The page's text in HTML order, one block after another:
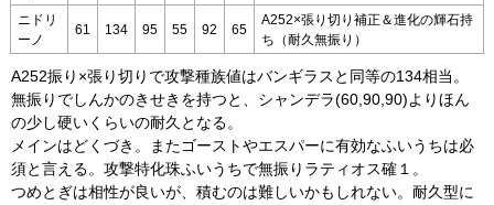
ニドリ
ーノ
61 134 95 55 92 65
A252×張り切り補正＆進化の輝石持
ち（耐久無振り）
A252振り×張り切りで攻撃種族値はバンギラスと同等の134相当。
無振りでしんかのきせきを持つと、シャンデラ(60,90,90)よりほん
の少し硬いくらいの耐久となる。
メインはどくづき。またゴーストやエスパーに有効なふいうちは必
須と言える。攻撃特化珠ふいうちで無振りラティオス確１。
つめとぎは相性が良いが、積むのは難しいかもしれない。耐久型に